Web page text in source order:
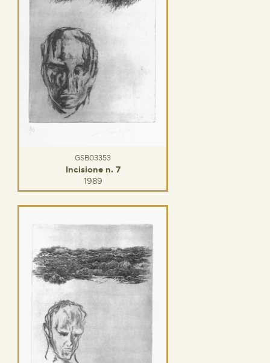
GSB03353
Incisione n. 7
1989